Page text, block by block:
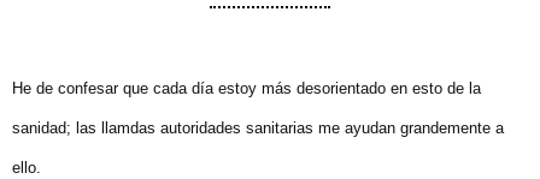
He de confesar que cada día estoy más desorientado en esto de la
sanidad; las llamdas autoridades sanitarias me ayudan grandemente a
ello.